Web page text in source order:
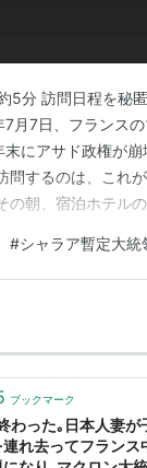
5分 訪問日程を秘
月7日、フランス
にアサド政権が
問するのは、これ
の朝、宿泊ホテル
かること マクロン
#シャラア暫定大統
ブックマーク
わった｡日本人妻が
連れ去ってフランス